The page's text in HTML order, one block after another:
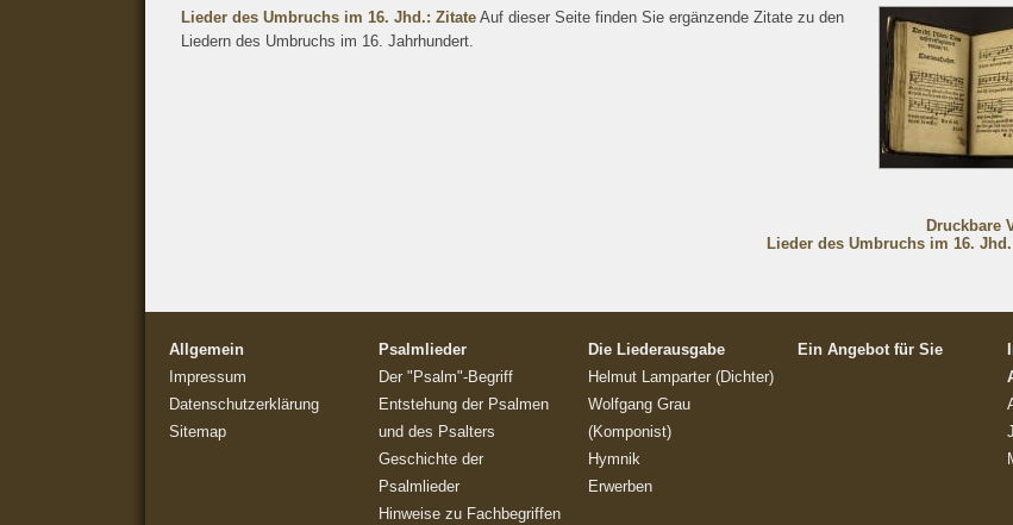
Lieder des Umbruchs im 16. Jhd.: Zitate Auf dieser Seite finden Sie ergänzende Zitate zu den
Liedern des Umbruchs im 16. Jahrhundert.
Druckbare
Lieder des Umbruchs im 16.
Allgemein
Impressum
Datenschutzerklärung
Sitemap
Psalmlieder
Der "Psalm"-Begriff
Entstehung der Psalmen
und des Psalters
Geschichte der
Psalmlieder
Hinweise zu Fachbegriffen
Die Liederausgabe
Helmut Lamparter (Dichter)
Wolfgang Grau
(Komponist)
Hymnik
Erwerben
Ein Angebot für Sie